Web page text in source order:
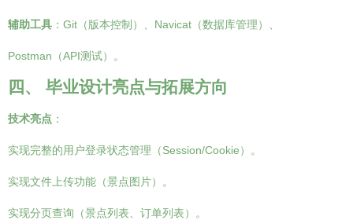
辅助工具 ：Git（版本控制）、Navicat（数据库管理）、
Postman（API测试）。
四、 毕业设计亮点与拓展方向
技术亮点 ：
实现完整的用户登录状态管理（Session/Cookie）。
实现文件上传功能（景点图片）。
实现分页查询（景点列表、订单列表）。